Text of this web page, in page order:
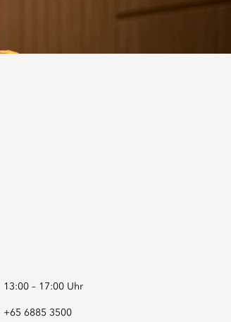
13:00 – 17:00 Uhr
+65 6885 3500